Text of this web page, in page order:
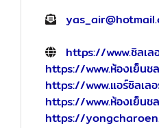
https://www.ชิลเล
https://www.ห้องเย็นช
https://www.แอร์ซิลเล
https://www.ห้องเย็นช
https://